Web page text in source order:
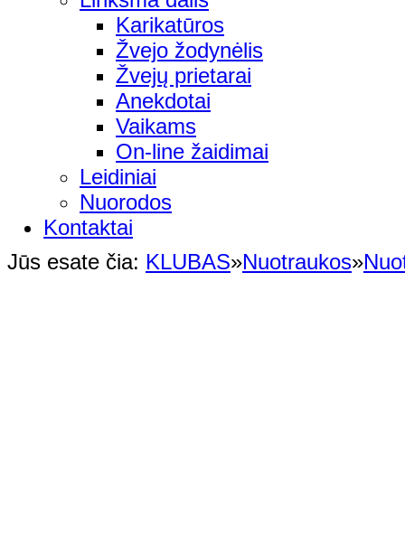
Karikatūros
Žvejo žodynėlis
Žvejų prietarai
Anekdotai
Vaikams
On-line žaidimai
Leidiniai
Nuorodos
Kontaktai
Jūs esate čia: KLUBAS»Nuotraukos»